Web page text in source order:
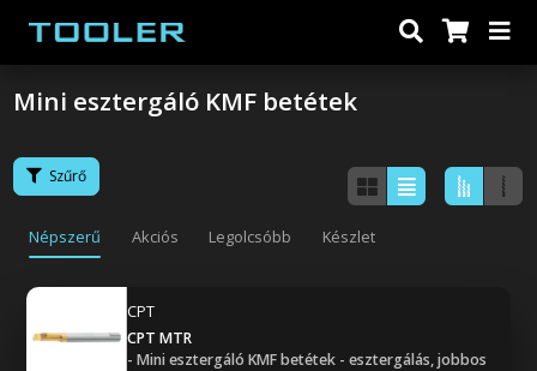
Mini esztergáló KMF betétek
Szűrő
Népszerű Akciós Legolcsóbb Készlet
CPT
CPT MTR
- Mini esztergáló KMF betétek - esztergálás, jobbos